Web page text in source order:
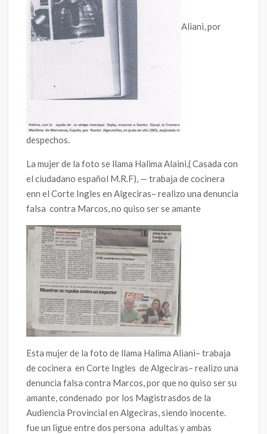
Aliani, por
despechos.
La mujer de la foto se llama Halima Alaini,( Casada con
el ciudadano español M.R.F), — trabaja de cocinera
enn el Corte Ingles en Algeciras– realizo una denuncia
falsa contra Marcos, no quiso ser se amante
Esta mujer de la foto de llama Halima Aliani– trabaja
de cocinera en Corte Ingles de Algeciras– realizo una
denuncia falsa contra Marcos, por que no quiso ser su
amante, condenado por los Magistrasdos de la
Audiencia Provincial en Algeciras, siendo inocente.
fue un ligue entre dos persona adultas y ambas